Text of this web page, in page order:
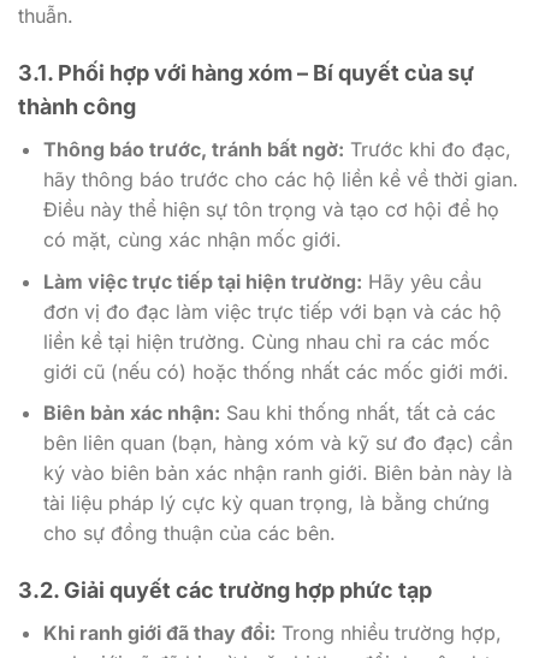
thuẫn.
3.1. Phối hợp với hàng xóm – Bí quyết của sự
thành công
Thông báo trước, tránh bất ngờ: Trước khi đo đạc,
hãy thông báo trước cho các hộ liền kề về thời gian.
Điều này thể hiện sự tôn trọng và tạo cơ hội để họ
có mặt, cùng xác nhận mốc giới.
Làm việc trực tiếp tại hiện trường: Hãy yêu cầu
đơn vị đo đạc làm việc trực tiếp với bạn và các hộ
liền kề tại hiện trường. Cùng nhau chỉ ra các mốc
giới cũ (nếu có) hoặc thống nhất các mốc giới mới.
Biên bản xác nhận: Sau khi thống nhất, tất cả các
bên liên quan (bạn, hàng xóm và kỹ sư đo đạc) cần
ký vào biên bản xác nhận ranh giới. Biên bản này là
tài liệu pháp lý cực kỳ quan trọng, là bằng chứng
cho sự đồng thuận của các bên.
3.2. Giải quyết các trường hợp phức tạp
Khi ranh giới đã thay đổi: Trong nhiều trường hợp,